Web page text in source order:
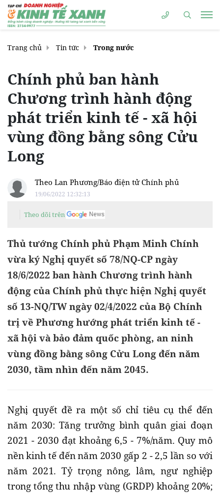
Trang chủ Tin tức Trong nước
Chính phủ ban hành
Chương trình hành động
phát triển kinh tế - xã hội
vùng đồng bằng sông Cửu
Long
Theo Lan Phương/Báo điện tử Chính phủ
19/06/2022 12:32:13
Theo dõi trên
Thủ tướng Chính phủ Phạm Minh Chính
vừa ký Nghị quyết số 78/NQ-CP ngày
18/6/2022 ban hành Chương trình hành
động của Chính phủ thực hiện Nghị quyết
số 13-NQ/TW ngày 02/4/2022 của Bộ Chính
trị về Phương hướng phát triển kinh tế -
xã hội và bảo đảm quốc phòng, an ninh
vùng đồng bằng sông Cửu Long đến năm
2030, tầm nhìn đến năm 2045.
Nghị quyết đề ra một số chỉ tiêu cụ thể đến
năm 2030: Tăng trưởng bình quân giai đoạn
2021 - 2030 đạt khoảng 6,5 - 7%/năm. Quy mô
nền kinh tế đến năm 2030 gấp 2 - 2,5 lần so với
năm 2021. Tỷ trọng nông, lâm, ngư nghiệp
trong tổng thu nhập vùng (GRDP) khoảng 20%;